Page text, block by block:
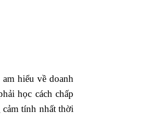
hiểu về doanh
học cách chấp
tính nhất thời